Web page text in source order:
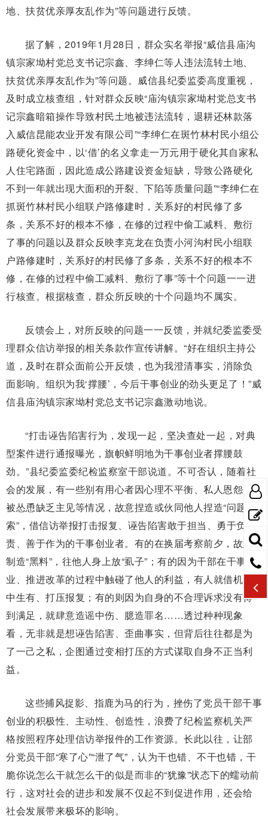
地、扶贫优亲厚友乱作为”等问题进行反馈。
据了解，2019年1月28日，群众实名举报“威信县庙沟
镇宗家坳村党总支书记宗鑫、李绅仁等人违法流转土地、
扶贫优亲厚友乱作为”等问题。威信县纪委监委高度重视，
及时成立核查组，针对群众反映“庙沟镇宗家坳村党总支书
记宗鑫暗箱操作导致村民土地被违法流转，退耕还林款落
入威信昆能农业开发有限公司”“李绅仁在斑竹林村民小组公
路硬化资金中，以‘借’的名义拿走一万元用于硬化其自家私
人住宅路面，因此造成公路建设资金短缺，导致公路硬化
不到一年就出现大面积的开裂、下陷等质量问题”“李绅仁在
抓斑竹林村民小组联户路修建时，关系好的村民修了多
条，关系不好的根本不修，在修的过程中偷工减料、敷衍
了事的问题以及群众反映李克龙在负责小河沟村民小组联
户路修建时，关系好的村民修了多条，关系不好的根本不
修，在修的过程中偷工减料、敷衍了事”等十个问题一一进
行核查。根据核查，群众所反映的十个问题均不属实。
反馈会上，对所反映的问题一一反馈，并就纪委监委受
理群众信访举报的相关条款作宣传讲解。“好在组织主持公
道，及时在群众面前公开反馈，也为我澄清事实，消除负
面影响。组织为我‘撑腰’，今后干事创业的劲头更足了！”威
信县庙沟镇宗家坳村党总支书记宗鑫激动地说。
“打击诬告陷害行为，发现一起，坚决查处一起，对典
型案件进行通报曝光，旗帜鲜明地为干事创业者撑腰鼓
劲。”县纪委监委纪检监察室干部说道。不可否认，随着社
会的发展，有一些别有用心者因心理不平衡、私人恩怨、
被怂恿缺乏主见等情况，故意捏造或伙同他人捏造“问题线
索”，借信访举报打击报复、诬告陷害敢于担当、勇于负
责、善于作为的干事创业者。有的在换届考察前夕，故意
制造“黑料”，往他人身上放“虱子”；有的因为干部在干事创
业、推进改革的过程中触碰了他人的利益，有人就借机无
中生有、打压报复；有的则因为自身的不合理诉求没有得
到满足，就肆意造谣中伤、臆造罪名……透过种种现象
看，无非就是想诬告陷害、歪曲事实，但背后往往都是为
了一己之私，企图通过变相打压的方式谋取自身不正当利
益。
这些捕风捉影、指鹿为马的行为，挫伤了党员干部干事
创业的积极性、主动性、创造性，浪费了纪检监察机关严
格按照程序处理信访举报件的工作资源。长此以往，让部
分党员干部“寒了心”“泄了气”，认为干也错、不干也错，干
脆你说怎么干就怎么干的似是而非的“犹豫”状态下的蠕动前
行，这对社会的进步和发展不仅起不到促进作用，还会给
社会发展带来极坏的影响。